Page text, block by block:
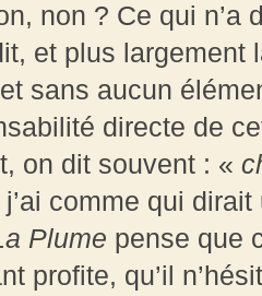
non ? Ce qui n’a
et plus largement
sans aucun
directe de
on dit souvent : «
comme qui
Plume pense que
profite, qu’il